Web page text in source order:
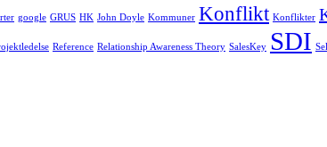
google GRUS HK John Doyle Kommuner Konflikt Konflikter
Reference Relationship Awareness Theory SalesKey SDI